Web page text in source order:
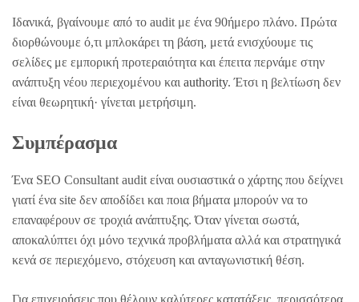
Ιδανικά, βγαίνουμε από το audit με ένα 90ήμερο πλάνο. Πρώτα
διορθώνουμε ό,τι μπλοκάρει τη βάση, μετά ενισχύουμε τις
σελίδες με εμπορική προτεραιότητα και έπειτα περνάμε στην
ανάπτυξη νέου περιεχομένου και authority. Έτσι η βελτίωση δεν
είναι θεωρητική· γίνεται μετρήσιμη.
Συμπέρασμα
Ένα SEO Consultant audit είναι ουσιαστικά ο χάρτης που δείχνει
γιατί ένα site δεν αποδίδει και ποια βήματα μπορούν να το
επαναφέρουν σε τροχιά ανάπτυξης. Όταν γίνεται σωστά,
αποκαλύπτει όχι μόνο τεχνικά προβλήματα αλλά και στρατηγικά
κενά σε περιεχόμενο, στόχευση και ανταγωνιστική θέση.
Για επιχειρήσεις που θέλουν καλύτερες κατατάξεις, περισσότερα